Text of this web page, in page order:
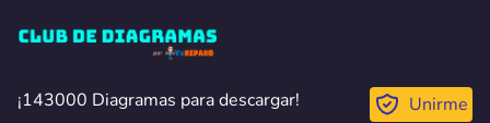
Club de Diagramas
¡143000 Diagramas para descargar!
¡143000 Diagramas para descargar! Unirme